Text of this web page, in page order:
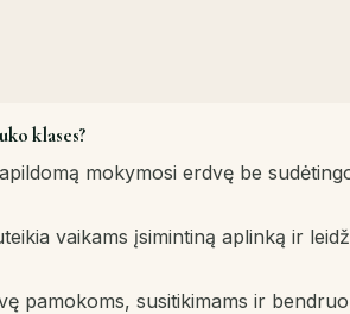
klases?
mokymosi erdvę be
vaikams įsimintiną aplinką ir
pamokoms, susitikimams ir